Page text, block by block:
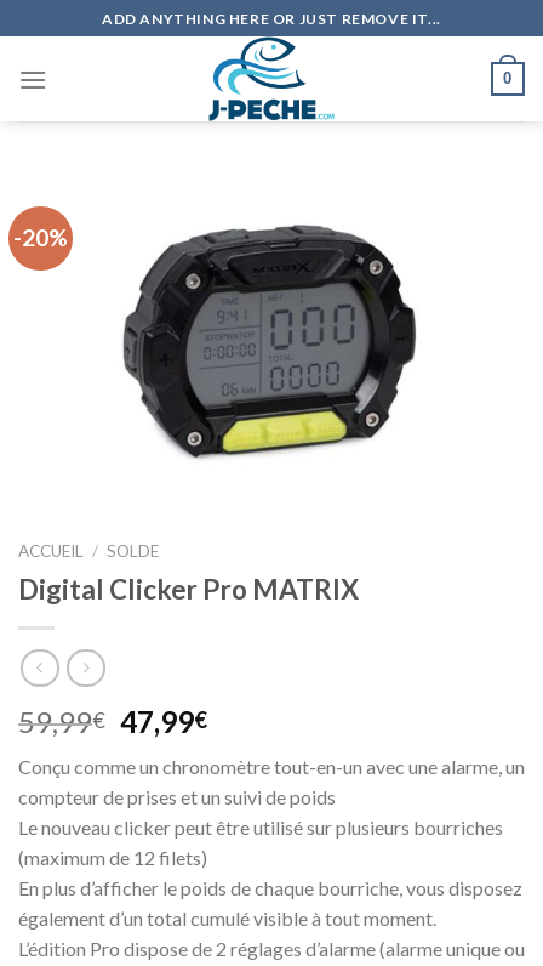
to
content
ADD ANYTHING HERE OR JUST REMOVE IT...
0
-20%
ACCUEIL / SOLDE
Digital Clicker Pro MATRIX
59,99€ Le
prix
initial
était :
59,99€.
47,99€Le
actuel
est :
47,99€.
Conçu comme un chronomètre tout-en-un avec une alarme, un
compteur de prises et un suivi de poids
Le nouveau clicker peut être utilisé sur plusieurs bourriches
(maximum de 12 filets)
En plus d’afficher le poids de chaque bourriche, vous disposez
également d’un total cumulé visible à tout moment.
L’édition Pro dispose de 2 réglages d’alarme (alarme unique ou